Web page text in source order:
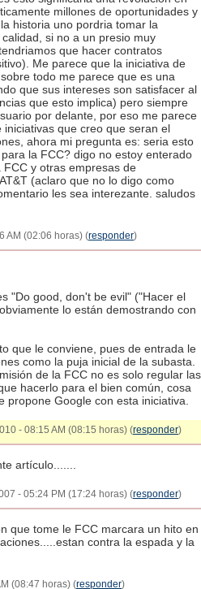
millones de oportunidades y
historia uno pordria tomar la
si no a un presio muy
que hacer contratos
Me parece que la iniciativa de
todo me parece que es una
que sus intereses son satisfacer al
que esto implica) pero siempre
por delante, por eso me parece
que creo que seran el
ahora mi pregunta es: seria esto
la FCC? digo no estoy enterado
y otras empresas de
(aclaro que no lo digo como
les sea interezante. saludos
AM (02:06 horas) (responder)
"Do good, don't be evil" ("Hacer el
lo están demostrando con
que le conviene, pues de entrada le
como la puja inicial de la subasta.
de la FCC no es solo regular las
hacerlo para el bien común, cosa
propone Google con esta iniciativa.
- 08:15 AM (08:15 horas) (responder)
artículo.......
- 05:24 PM (17:24 horas) (responder)
que tome le FCC marcara un hito en
contra la espada y la
(08:47 horas) (responder)